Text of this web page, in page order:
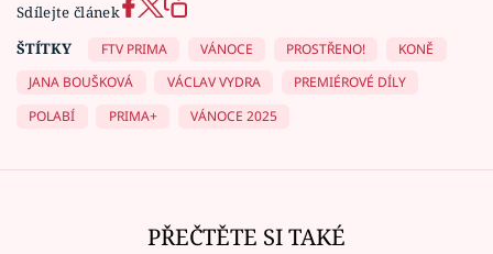
Sdílejte článek
ŠTÍTKY
FTV PRIMA VÁNOCE PROSTŘENO!
KONĚ
JANA BOUŠKOVÁ
VÁCLAV VYDRA
PREMIÉROVÉ DÍLY
POLABÍ
PRIMA+ VÁNOCE 2025
PŘEČTĚTE SI TAKÉ